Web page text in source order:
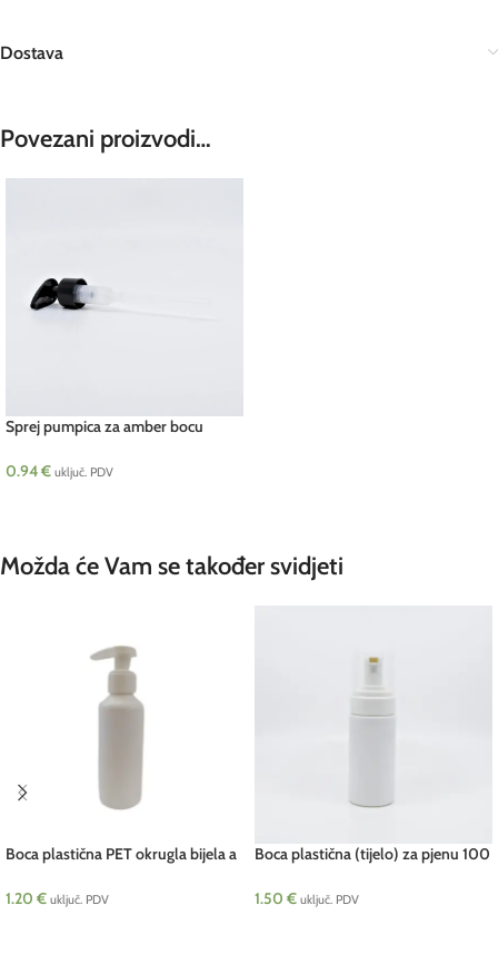
Dostava
Povezani proizvodi…
Sprej pumpica za amber bocu
0.94€ uključ. PDV
Možda će Vam se također svidjeti
Boca plastična PET okrugla bijela a
1.20 € uključ. PDV
Boca plastična (tijelo) za pjenu 100
1.50 € uključ. PDV